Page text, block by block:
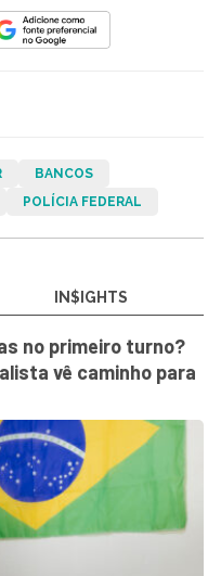
BANCOS
POLÍCIA FEDERAL
IN$IGHTS
no primeiro turno?
vê caminho para